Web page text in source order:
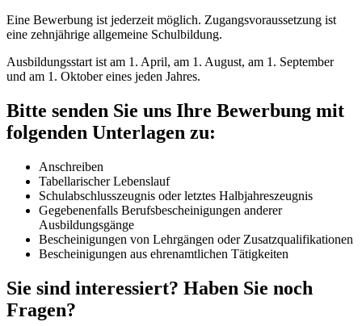
Eine Bewerbung ist jederzeit möglich. Zugangsvoraussetzung ist
eine zehnjährige allgemeine Schulbildung.
Ausbildungsstart ist am 1. April, am 1. August, am 1. September
und am 1. Oktober eines jeden Jahres.
Bitte senden Sie uns Ihre Bewerbung mit
folgenden Unterlagen zu:
Anschreiben
Tabellarischer Lebenslauf
Schulabschlusszeugnis oder letztes Halbjahreszeugnis
Gegebenenfalls Berufsbescheinigungen anderer
Ausbildungsgänge
Bescheinigungen von Lehrgängen oder Zusatzqualifikationen
Bescheinigungen aus ehrenamtlichen Tätigkeiten
Sie sind interessiert? Haben Sie noch
Fragen?